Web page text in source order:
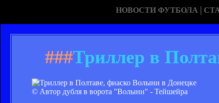
НОВОСТИ ФУТБОЛА |
###Триллер в
© Автор дубля в ворота "Волыни" - Тейшейра